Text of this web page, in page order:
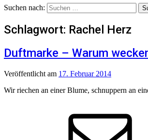
Suchen nach:
Schlagwort: Rachel Herz
Duftmarke – Warum
Veröffentlicht am 17. Februar 2014
Wir riechen an einer Blume, schnuppern an